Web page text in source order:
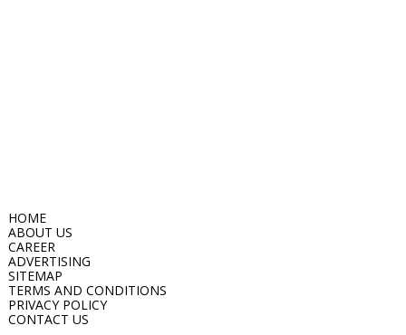
HOME
ABOUT US
CAREER
ADVERTISING
SITEMAP
TERMS AND CONDITIONS
PRIVACY POLICY
CONTACT US